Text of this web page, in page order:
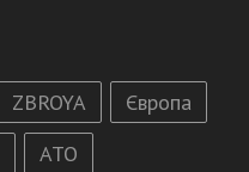
ZBROYA
Європа
АТО